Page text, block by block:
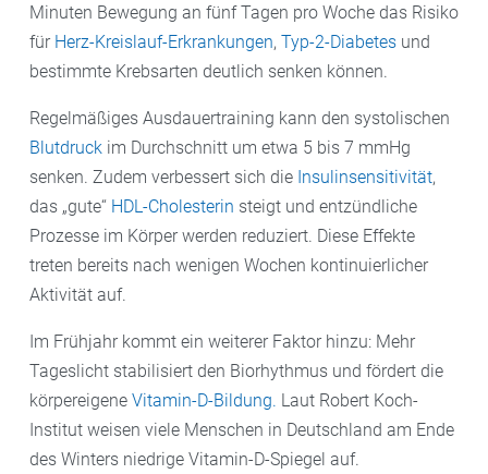
Minuten Bewegung an fünf Tagen pro Woche das Risiko
für Herz-Kreislauf-Erkrankungen, Typ-2-Diabetes und
bestimmte Krebsarten deutlich senken können.
Regelmäßiges Ausdauertraining kann den systolischen
Blutdruck im Durchschnitt um etwa 5 bis 7 mmHg
senken. Zudem verbessert sich die Insulinsensitivität,
das „gute“ HDL-Cholesterin steigt und entzündliche
Prozesse im Körper werden reduziert. Diese Effekte
treten bereits nach wenigen Wochen kontinuierlicher
Aktivität auf.
Im Frühjahr kommt ein weiterer Faktor hinzu: Mehr
Tageslicht stabilisiert den Biorhythmus und fördert die
körpereigene Vitamin-D-Bildung. Laut Robert Koch-
Institut weisen viele Menschen in Deutschland am Ende
des Winters niedrige Vitamin-D-Spiegel auf.